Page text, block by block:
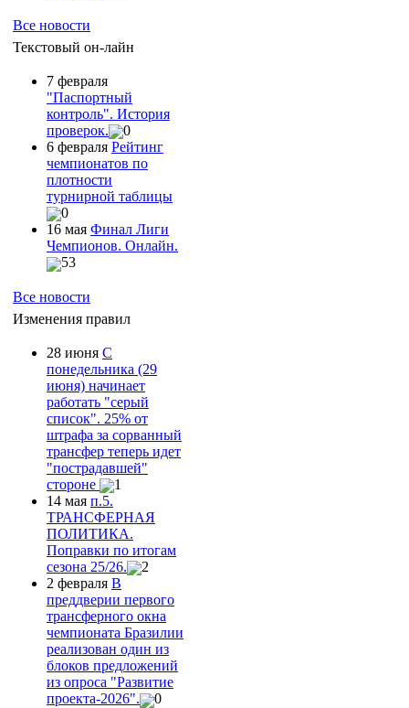
Все новости
Текстовый он-лайн
7 февраля
"Паспортный
контроль". История
проверок.
0
6 февраля Рейтинг
чемпионатов по
плотности
турнирной таблицы
0
16 мая Финал Лиги
Чемпионов. Онлайн.
53
Все новости
Изменения правил
28 июня С
понедельника (29
июня) начинает
работать "серый
список". 25% от
штрафа за сорванный
трансфер теперь идет
"пострадавшей"
стороне
1
14 мая п.5.
ТРАНСФЕРНАЯ
ПОЛИТИКА.
Поправки по итогам
сезона 25/26.
2
2 февраля В
преддверии первого
трансферного окна
чемпионата Бразилии
реализован один из
блоков предложений
из опроса "Развитие
проекта-2026".
0